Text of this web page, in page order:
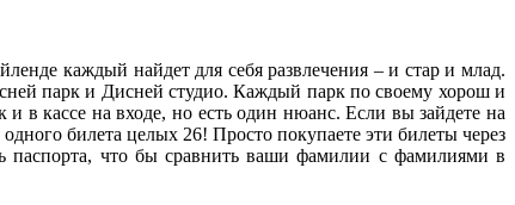
каждый найдет для себя развлечения – и стар и млад.
парк и Дисней студио. Каждый парк по своему хорош и
и в кассе на входе, но есть один нюанс. Если вы зайдете на
билета целых 26! Просто покупаете эти билеты через
паспорта, что бы сравнить ваши фамилии с фамилиями в